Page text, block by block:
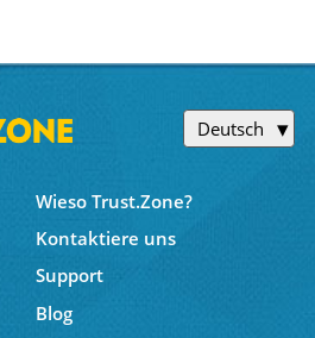
Deutsch
Wieso Trust.Zone?
Kontaktiere uns
Support
Blog